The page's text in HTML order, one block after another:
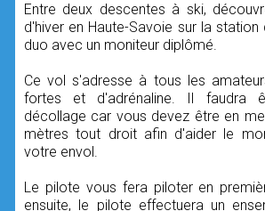
Entre deux descentes à ski,
d'hiver en Haute-Savoie sur la station
duo avec un moniteur diplômé.
Ce vol s'adresse à tous les
fortes et d'adrénaline. Il faudra
décollage car vous devez être en
mètres tout droit afin d'aider le
votre envol.
Le pilote vous fera piloter en
ensuite, le pilote effectuera un